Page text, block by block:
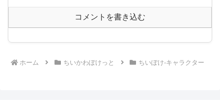
コメントを書き込む
ホーム ちいかわぽけっと ちいぽけ-キャラクター